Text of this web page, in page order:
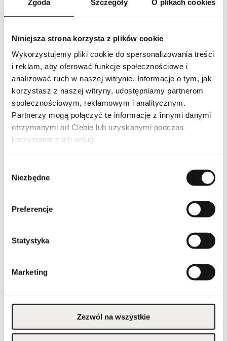
Zgoda Szczegóły O plikach cookies
Niniejsza strona korzysta z plików cookie
Wykorzystujemy pliki cookie do spersonalizowania treści
i reklam, aby oferować funkcje społecznościowe i
analizować ruch w naszej witrynie. Informacje o tym, jak
korzystasz z naszej witryny, udostępniamy partnerom
społecznościowym, reklamowym i analitycznym.
Partnerzy mogą połączyć te informacje z innymi danymi
otrzymanymi od Ciebie lub uzyskanymi podczas
korzystania z ich usług.
zgody
Niezbędne
Preferencje
Statystyka
Marketing
Zezwól na wszystkie
elegancki ślad. Anais Anais LOryginal jest idealna dla kobiet
romantyczną aurą, które zachwycają harmonijnym
PARAMETRY
Indeks
CACH ANAIS LORG W
100 ND [1]
Linia
Ostrzeżenia
Produkt łatwopalny.
Trzymać z dala od ognia
chłodnym miejscu. Nie
stosować na
podrażnioną lub
Wyłącznie do użytku
zewnętrznego.